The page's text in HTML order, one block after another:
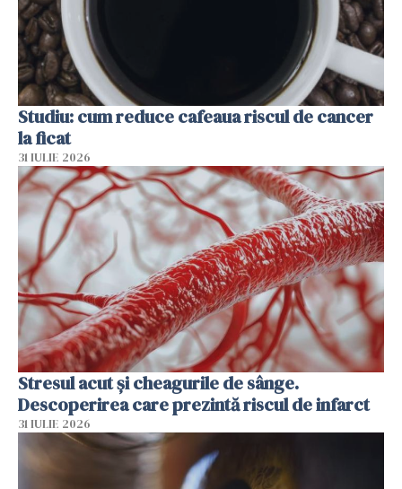
Studiu: cum reduce cafeaua riscul de cancer
la ficat
31 IULIE 2026
Stresul acut și cheagurile de sânge.
Descoperirea care prezintă riscul de infarct
31 IULIE 2026